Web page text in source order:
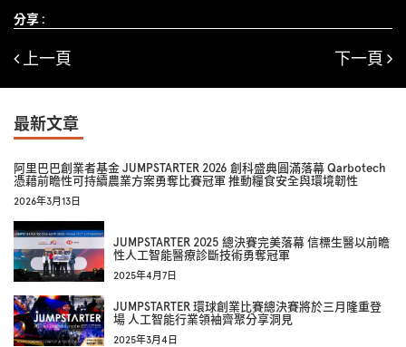
分享 :
上一頁 下一頁
最新文章
阿里巴巴創業者基金 JUMPSTARTER 2026 創科盛典圓滿落幕 Qarbotech
憑藉前瞻性可持續農業方案勇奪比賽冠軍 推動糧食安全與環境韌性
2026年3月13日
JUMPSTARTER 2025 總決賽完美落幕 信標生醫以前瞻
性人工智能醫療診斷技術勇奪冠軍
2025年4月7日
JUMPSTARTER 環球創業比賽總決賽將於三月隆重登
場 人工智能行業領袖齊聚分享洞見
2025年3月4日